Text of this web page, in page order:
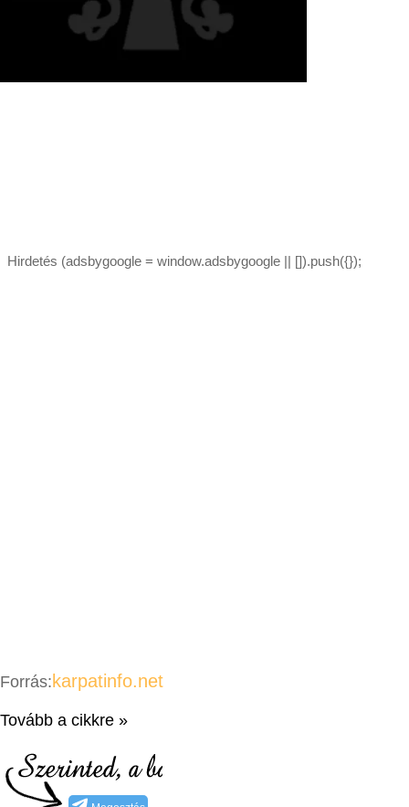
Hirdetés (adsbygoogle = window.adsbygoogle || []).push({});
Forrás: karpatinfo.net
Tovább a cikkre »